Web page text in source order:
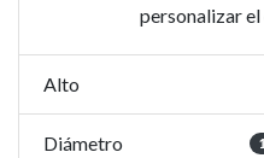
personalizar
Alto
Diámetro